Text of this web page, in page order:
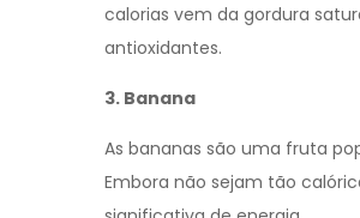
calorias vem da gordura
antioxidantes.
3. Banana
As bananas são uma fruta
Embora não sejam tão